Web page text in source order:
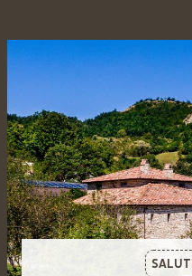
SALUTE